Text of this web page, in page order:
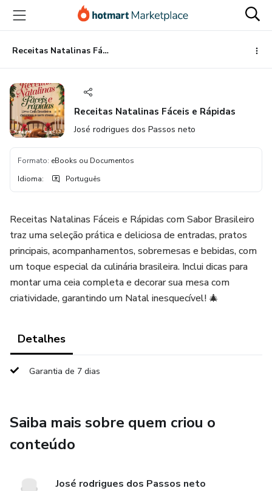
para
conteúdo
principal
para
pagamento
para
rodapé
Receitas Natalinas Fáceis e Rápidas
Receitas Natalinas Fáceis e Rápidas
José rodrigues dos Passos neto
Formato: eBooks ou Documentos
Idioma: Português
Receitas Natalinas Fáceis e Rápidas com Sabor Brasileiro
traz uma seleção prática e deliciosa de entradas, pratos
principais, acompanhamentos, sobremesas e bebidas, com
um toque especial da culinária brasileira. Inclui dicas para
montar uma ceia completa e decorar sua mesa com
criatividade, garantindo um Natal inesquecível! 🎄
Detalhes
Garantia de 7 dias
Saiba mais sobre quem criou o
conteúdo
José rodrigues dos Passos neto